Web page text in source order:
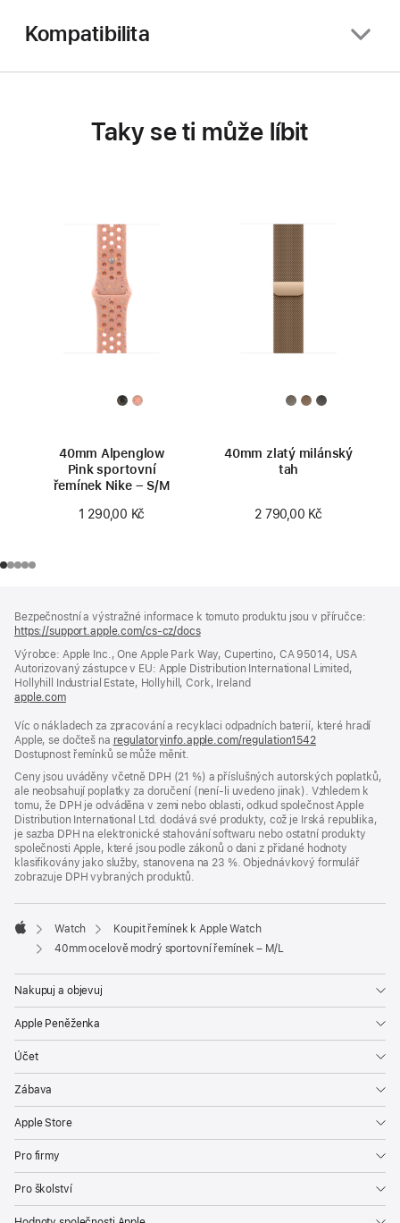
Kompatibilita
Taky se ti může líbit
40mm Alpenglow
Pink sportovní
řemínek Nike – S/M
1 290,00 Kč
40mm zlatý milánský
tah
2 790,00 Kč
Bezpečnostní a výstražné informace k tomuto produktu jsou v příručce:
https://support.apple.com/cs-cz/docs(otevře
v novém
okně)
Výrobce: Apple Inc., One Apple Park Way, Cupertino, CA 95014, USA
Autorizovaný zástupce v EU: Apple Distribution International Limited,
Hollyhill Industrial Estate, Hollyhill, Cork, Ireland
apple.com(otevře
v novém
okně)
Víc o nákladech za zpracování a recyklaci odpadních baterií, které hradí
Apple, se dočteš na regulatoryinfo.apple.com/regulation1542(otevře
v novém
okně)
Dostupnost řemínků se může měnit.
Ceny jsou uváděny včetně DPH (21 %) a příslušných autorských poplatků,
ale neobsahují poplatky za doručení (není-li uvedeno jinak). Vzhledem k
tomu, že DPH je odváděna v zemi nebo oblasti, odkud společnost Apple
Distribution International Ltd. dodává své produkty, což je Irská republika,
je sazba DPH na elektronické stahování softwaru nebo ostatní produkty
společnosti Apple, které jsou podle zákonů o dani z přidané hodnoty
klasifikovány jako služby, stanovena na 23 %. Objednávkový formulář
zobrazuje DPH vybraných produktů.
Apple
Watch
Koupit řemínek k Apple Watch
40mm ocelově modrý sportovní řemínek – M/L
Nakupuj a objevuj
Apple Peněženka
Účet
Zábava
Apple Store
Pro firmy
Pro školství